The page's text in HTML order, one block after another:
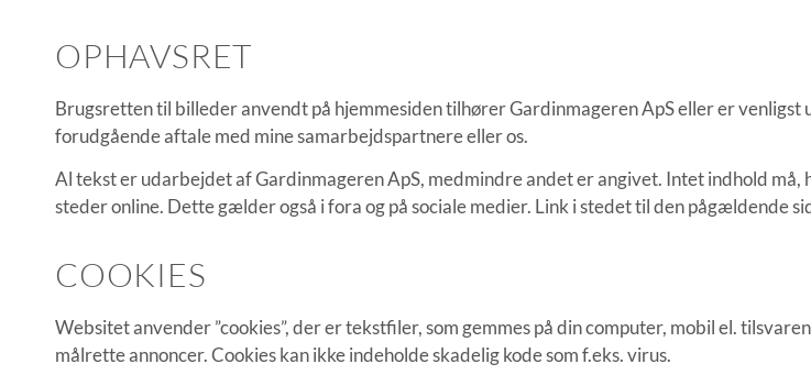
OPHAVSRET
Brugsretten til billeder anvendt på hjemmesiden tilhører Gardinmageren ApS eller er
forudgående aftale med mine samarbejdspartnere eller os.
Al tekst er udarbejdet af Gardinmageren ApS, medmindre andet er angivet. Intet indhold
steder online. Dette gælder også i fora og på sociale medier. Link i stedet til den pågældende
COOKIES
Websitet anvender ”cookies”, der er tekstfiler, som gemmes på din computer, mobil el.
målrette annoncer. Cookies kan ikke indeholde skadelig kode som f.eks. virus.